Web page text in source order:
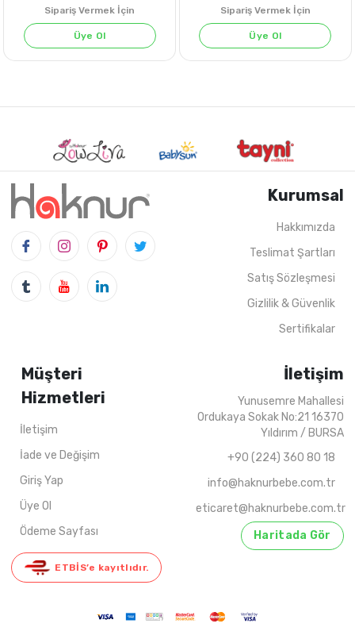
4 ADET 1-2-3-4 Years
Sipariş Vermek İçin
Üye Ol
Sipariş Vermek İçin
Üye Ol
Kurumsal
Hakkımızda
Teslimat Şartları
Satış Sözleşmesi
Gizlilik & Güvenlik
Sertifikalar
Müşteri
Hizmetleri
İletişim
İade ve Değişim
Giriş Yap
Üye Ol
Ödeme Sayfası
ETBİS’e kayıtlıdır.
İletişim
Yunusemre Mahallesi
Ordukaya Sokak No:21 16370
Yıldırım / BURSA
+90 (224) 360 80 18
info@haknurbebe.com.tr
eticaret@haknurbebe.com.tr
Haritada Gör